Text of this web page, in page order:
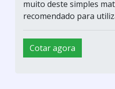
muito deste simples
recomendado para
Cotar agora